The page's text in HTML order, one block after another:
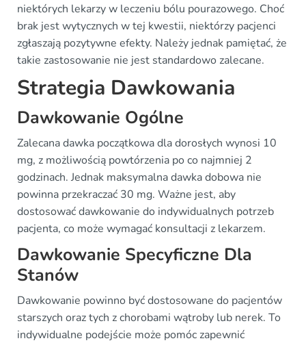
niektórych lekarzy w leczeniu bólu pourazowego. Choć
brak jest wytycznych w tej kwestii, niektórzy pacjenci
zgłaszają pozytywne efekty. Należy jednak pamiętać, że
takie zastosowanie nie jest standardowo zalecane.
Strategia Dawkowania
Dawkowanie Ogólne
Zalecana dawka początkowa dla dorosłych wynosi 10
mg, z możliwością powtórzenia po co najmniej 2
godzinach. Jednak maksymalna dawka dobowa nie
powinna przekraczać 30 mg. Ważne jest, aby
dostosować dawkowanie do indywidualnych potrzeb
pacjenta, co może wymagać konsultacji z lekarzem.
Dawkowanie Specyficzne Dla
Stanów
Dawkowanie powinno być dostosowane do pacjentów
starszych oraz tych z chorobami wątroby lub nerek. To
indywidualne podejście może pomóc zapewnić